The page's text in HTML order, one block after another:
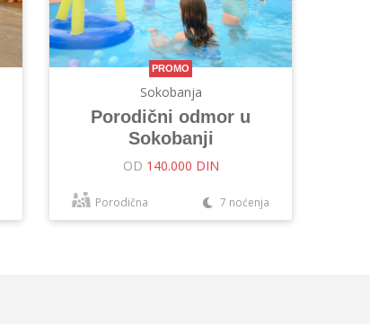
PROMO
Sokobanja
Porodični odmor u
Sokobanji
OD 140.000 DIN
Porodična 7 noćenja